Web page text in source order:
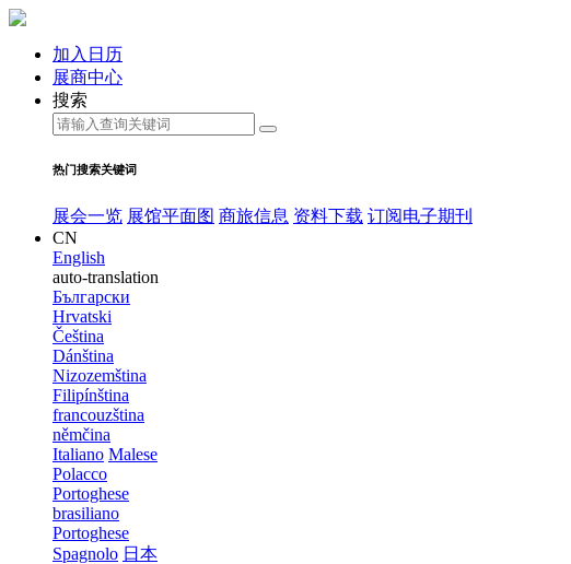
加入日历
展商中心
搜索
热门搜索关键词
展会一览 展馆平面图 商旅信息 资料下载 订阅电子期刊
CN
English
auto-translation
Български
Hrvatski
Čeština
Dánština
Nizozemština
Filipínština
francouzština
němčina
Italiano Malese
Polacco
Portoghese
brasiliano
Portoghese
Spagnolo 日本